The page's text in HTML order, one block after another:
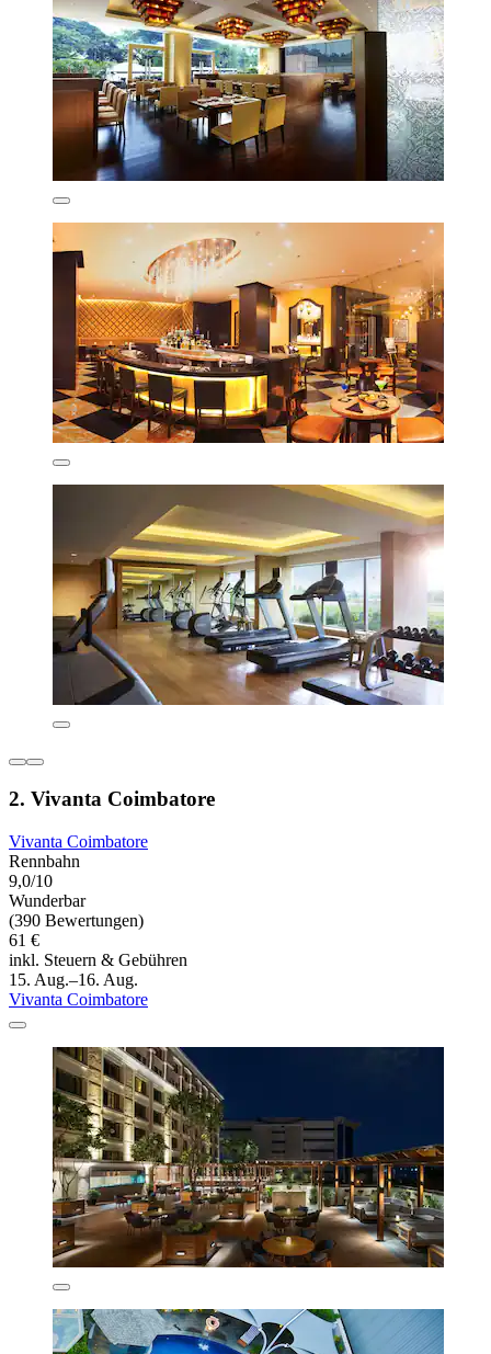
2. Vivanta Coimbatore
Vivanta Coimbatore
Rennbahn
9,0/10
Wunderbar
(390 Bewertungen)
61 €
inkl. Steuern & Gebühren
15. Aug.–16. Aug.
Vivanta Coimbatore